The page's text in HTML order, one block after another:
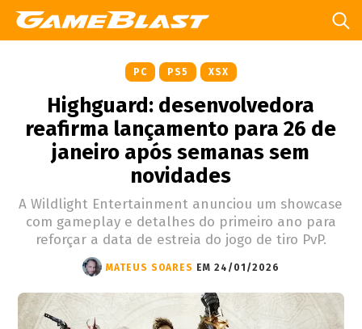
PC PS5 XSX
Highguard: desenvolvedora
reafirma lançamento para 26 de
janeiro após semanas sem
novidades
A Wildlight Entertainment anunciou um showcase
com gameplay e detalhes do primeiro ano para
reforçar a data de estreia do jogo de tiro PvP.
MATEUS SOARES EM 24/01/2026